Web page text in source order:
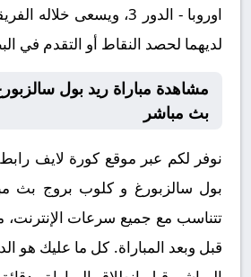
اوروبا - الدور 3، ويسعى
لديهما لحصد النقاط أو التقدم في
مشاهدة مباراة ريد بول
بث مباشر
نوفر لكم عبر موقع كورة لايف
بول سالزبورغ و كلوب بروج بث
تتناسب مع جميع سرعات الإنترنت،
قبل وبعد المباراة. كل ما عليك هو